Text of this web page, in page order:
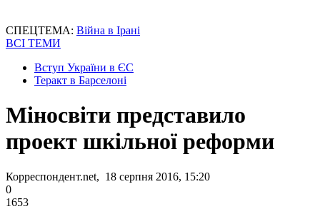
СПЕЦТЕМА: Війна в Ірані
ВСІ ТЕМИ
Вступ України в ЄС
Теракт в Барселоні
Міносвіти представило
проект шкільної реформи
Корреспондент.net, 18 серпня 2016, 15:20
0
1653